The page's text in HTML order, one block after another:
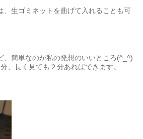
、生ゴミネットを曲げて入れることも可
、簡単なのが私の発想のいいところ(^_^)
、長く見ても２分あればできます。